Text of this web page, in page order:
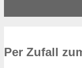
Per Zufall